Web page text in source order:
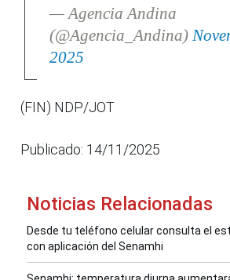
— Agencia Andina
(@Agencia_Andina)
2025
(FIN) NDP/JOT
Publicado: 14/11/2025
Noticias Relacionadas
Desde tu teléfono celular consulta el
con aplicación del Senamhi